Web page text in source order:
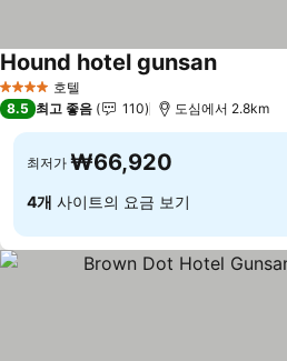
4 성급 호텔
Hound hotel gunsan요금 보기
8.5 최고 좋음 110 도심에서 2.8km
최저가 ₩66,920
4개 사이트의 요금 보기